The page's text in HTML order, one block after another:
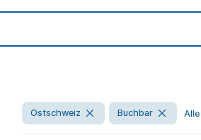
Ostschweiz Buchbar